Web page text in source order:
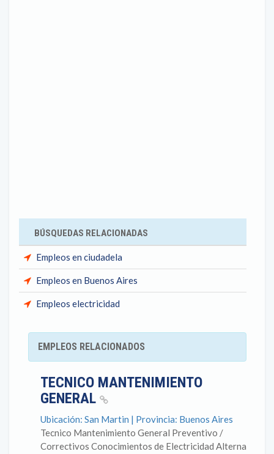
BÚSQUEDAS RELACIONADAS
Empleos en ciudadela
Empleos en Buenos Aires
Empleos electricidad
EMPLEOS RELACIONADOS
TECNICO MANTENIMIENTO
GENERAL
Ubicación: San Martin | Provincia: Buenos Aires
Tecnico Mantenimiento General Preventivo /
Correctivos Conocimientos de Electricidad Alterna